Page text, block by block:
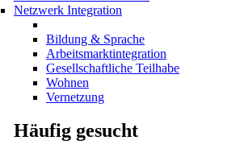
Netzwerk Integration
Bildung & Sprache
Arbeitsmarktintegration
Gesellschaftliche Teilhabe
Wohnen
Vernetzung
Häufig gesucht